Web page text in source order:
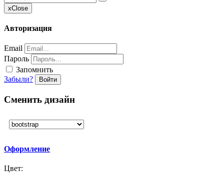
xClose
Авторизация
Email
Пароль
Запомнить
Забыли?
Войти
Сменить дизайн
Оформление
Цвет: